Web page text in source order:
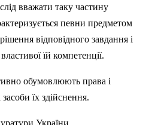
вважати таку частину
певни предметом
відповідного завдання і
їй компетенції.
обумовлюють права і
їх здійснення.
України